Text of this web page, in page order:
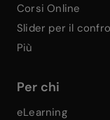
Corsi Online
Slider per il
Più
Per chi
eLearning